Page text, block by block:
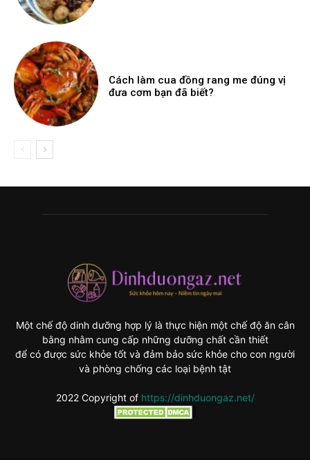
Cách làm cua đồng rang me đúng vị
đưa cơm bạn đã biết?
Một chế độ dinh dưỡng hợp lý là thực hiện một chế độ ăn cân
bằng nhằm cung cấp những dưỡng chất cần thiết
để có được sức khỏe tốt và đảm bảo sức khỏe cho con người
và phòng chống các loại bệnh tật
2022 Copyright of https://dinhduongaz.net/